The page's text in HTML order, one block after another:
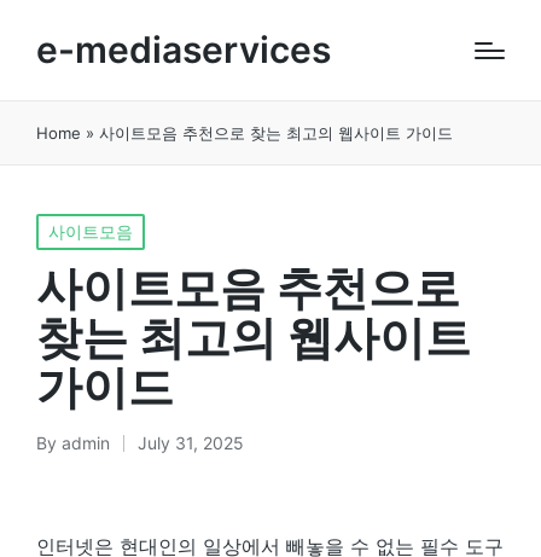
e-mediaservices
Home » 사이트모음 추천으로 찾는 최고의 웹사이트 가이드
Posted
in
사이트모음
사이트모음 추천으로
찾는 최고의 웹사이트
가이드
Posted
By admin July 31, 2025
인터넷은 현대인의 일상에서 빼놓을 수 없는 필수 도구